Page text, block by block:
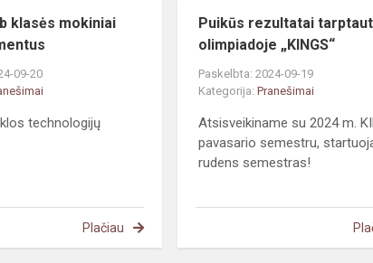
klasės mokiniai
09-20
technologijų
Plačiau
Puikūs rezultatai
olimpiadoje „KINGS“
Paskelbta: 2024-09-19
Kategorija:Pranešimai
Atsisveikiname su 2024 m.
pavasario semestru,
rudens semestras!